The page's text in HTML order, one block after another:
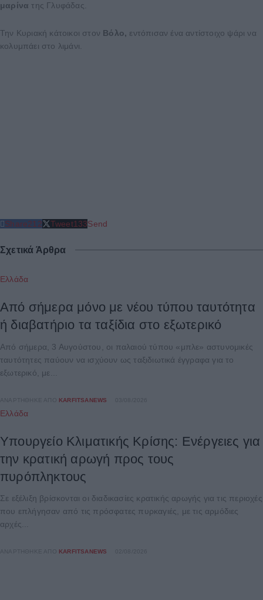
μαρίνα της Γλυφάδας.
Την Κυριακή κάτοικοι στον Βόλο, εντόπισαν ένα αντίστοιχο ψάρι να
κολυμπάει στο λιμάνι.
Share212 Tweet133Send
Σχετικά Άρθρα
Ελλάδα
Από σήμερα μόνο με νέου τύπου ταυτότητα
ή διαβατήριο τα ταξίδια στο εξωτερικό
Από σήμερα, 3 Αυγούστου, οι παλαιού τύπου «μπλε» αστυνομικές
ταυτότητες παύουν να ισχύουν ως ταξιδιωτικά έγγραφα για το
εξωτερικό, με...
ΑΝΑΡΤΉΘΗΚΕ ΑΠΌ KARFITSANEWS
Ελλάδα
Υπουργείο Κλιματικής Κρίσης: Ενέργειες για
την κρατική αρωγή προς τους
πυρόπληκτους
Σε εξέλιξη βρίσκονται οι διαδικασίες κρατικής αρωγής για τις περιοχές
που επλήγησαν από τις πρόσφατες πυρκαγιές, με τις αρμόδιες
αρχές...
ΑΝΑΡΤΉΘΗΚΕ ΑΠΌ KARFITSANEWS